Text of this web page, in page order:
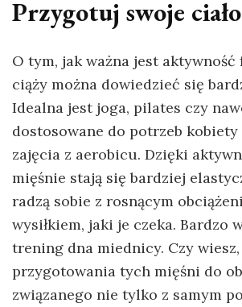
Przygotuj swoje ciało
O tym, jak ważna jest aktywność
ciąży można dowiedzieć się
Idealna jest joga, pilates czy
dostosowane do potrzeb
zajęcia z aerobicu. Dzięki
mięśnie stają się bardziej
radzą sobie z rosnącym
wysiłkiem, jaki je czeka. Bardzo
trening dna miednicy. Czy
przygotowania tych mięśni do
związanego nie tylko z samym